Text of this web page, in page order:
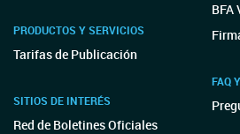
PRODUCTOS Y SERVICIOS
Tarifas de Publicación
SITIOS DE INTERÉS
Red de Boletines Oficiales
BFA
FAQ